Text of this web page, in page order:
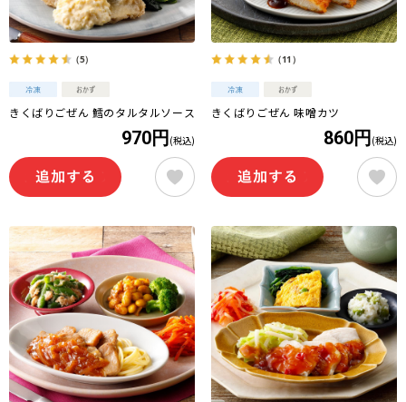
（5）
きくばりごぜん 鱈のタルタルソース
970円 (税込)
（11）
きくばりごぜん 味噌カツ
860円 (税込)